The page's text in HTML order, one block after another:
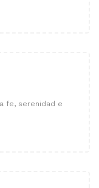
fe, serenidad e